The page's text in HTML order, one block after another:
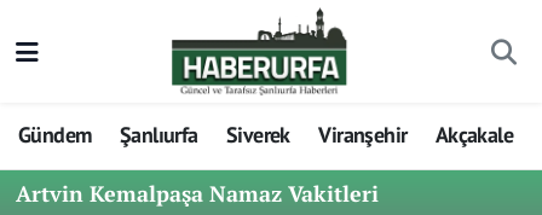
Gündem Şanlıurfa Siverek Viranşehir Akçakale
Artvin Kemalpaşa Namaz Vakitleri